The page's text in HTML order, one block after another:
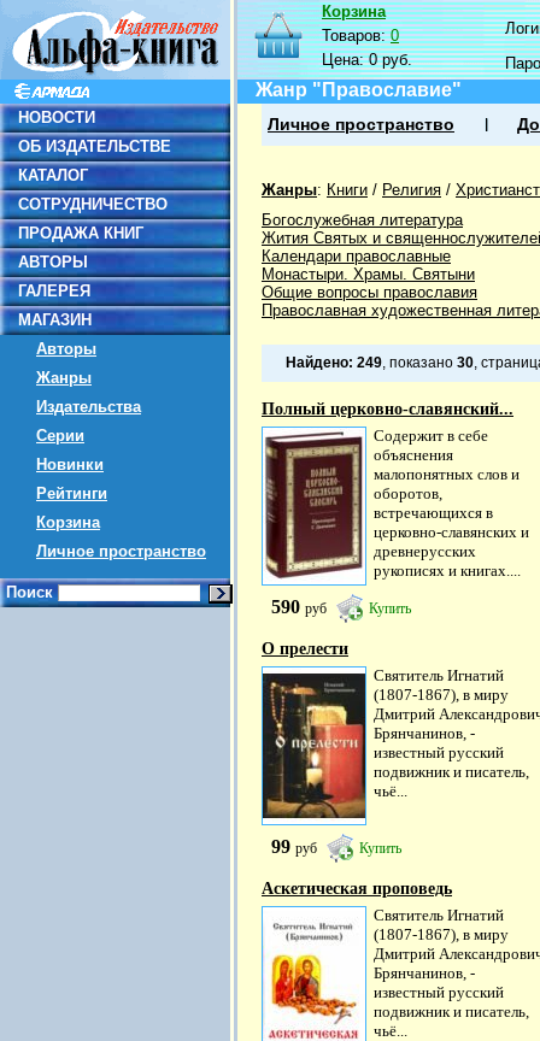
НОВОСТИ
ОБ ИЗДАТЕЛЬСТВЕ
КАТАЛОГ
СОТРУДНИЧЕСТВО
ПРОДАЖА КНИГ
АВТОРЫ
ГАЛЕРЕЯ
МАГАЗИН
Авторы
Жанры
Издательства
Серии
Новинки
Рейтинги
Корзина
Личное пространство
Поиск
Корзина
Товаров:0
Цена:0 руб.
Жанр "Православие"
Личное пространство
Жанры: Книги / Религия /
Богослужебная литература
Жития Святых и
Календари православные
Монастыри. Храмы. Святыни
Общие вопросы православия
Православная художественная
Найдено: 249, показано 30,
Полный церковно-славянский...
Содержит в себе
объяснения
малопонятных слов и
оборотов,
встречающихся в
церковно-славянских и
древнерусских
рукописях и книгах....
590 руб Купить
О прелести
Святитель Игнатий
(1807-1867), в миру
Дмитрий
Брянчанинов, -
известный русский
подвижник и писатель,
чьё...
99 руб Купить
Аскетическая проповедь
Святитель Игнатий
(1807-1867), в миру
Дмитрий
Брянчанинов, -
известный русский
подвижник и писатель,
чьё...